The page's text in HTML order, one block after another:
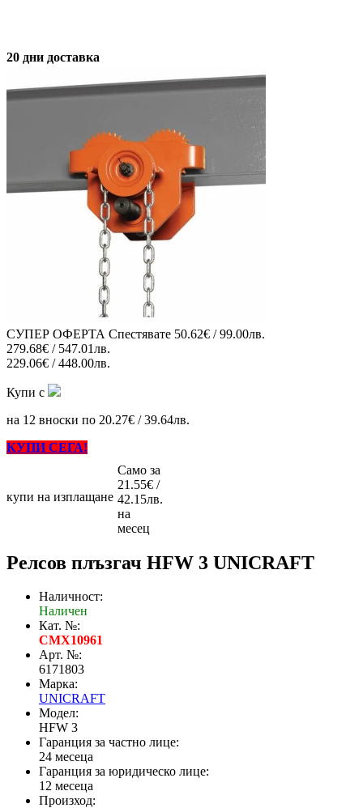
20 дни доставка
СУПЕР ОФЕРТА Спестявате 50.62€ / 99.00лв.
279.68€ / 547.01лв.
229.06€ / 448.00лв.
Купи с
на 12 вноски по 20.27€ / 39.64лв.
КУПИ СЕГА!
купи на изплащане
Само за
21.55€ /
42.15лв.
на
месец
Релсов плъзгач HFW 3 UNICRAFT
Наличност:
Наличен
Кат. №:
CMX10961
Арт. №:
6171803
Марка:
UNICRAFT
Модел:
HFW 3
Гаранция за частно лице:
24 месеца
Гаранция за юридическо лице:
12 месеца
Произход: